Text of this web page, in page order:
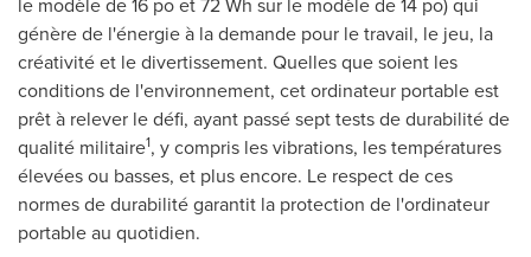
génère de l'énergie à la demande pour le travail, le jeu, la
créativité et le divertissement. Quelles que soient les
conditions de l'environnement, cet ordinateur portable est
prêt à relever le défi, ayant passé sept tests de durabilité de
qualité militaire1, y compris les vibrations, les températures
élevées ou basses, et plus encore. Le respect de ces
normes de durabilité garantit la protection de l'ordinateur
portable au quotidien.